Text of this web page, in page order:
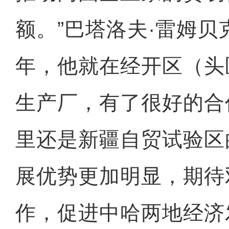
额。”巴塔洛夫·雷姆
年，他就在经开区（
生产厂，有了很好的
里还是新疆自贸试验
展优势更加明显，期
作，促进中哈两地经